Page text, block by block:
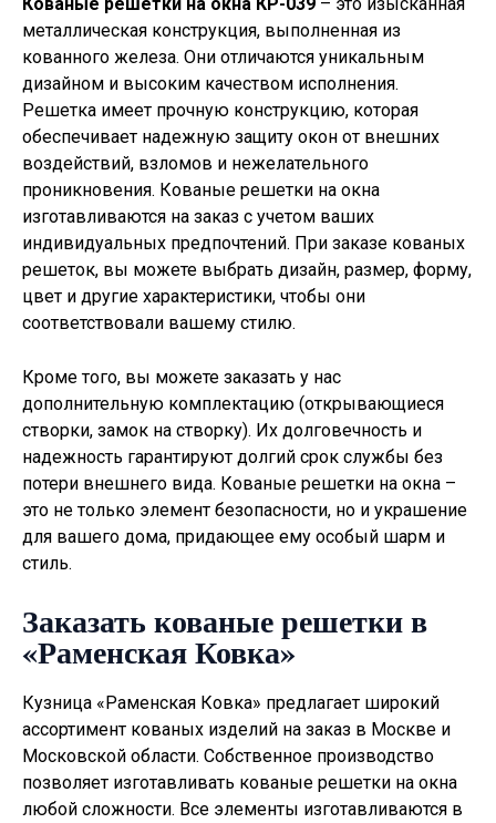
металлическая конструкция, выполненная из
кованного железа. Они отличаются уникальным
дизайном и высоким качеством исполнения.
Решетка имеет прочную конструкцию, которая
обеспечивает надежную защиту окон от внешних
воздействий, взломов и нежелательного
проникновения. Кованые решетки на окна
изготавливаются на заказ с учетом ваших
индивидуальных предпочтений. При заказе кованых
решеток, вы можете выбрать дизайн, размер, форму,
цвет и другие характеристики, чтобы они
соответствовали вашему стилю.
Кроме того, вы можете заказать у нас
дополнительную комплектацию (открывающиеся
створки, замок на створку). Их долговечность и
надежность гарантируют долгий срок службы без
потери внешнего вида. Кованые решетки на окна –
это не только элемент безопасности, но и украшение
для вашего дома, придающее ему особый шарм и
стиль.
Заказать кованые решетки в
«Раменская Ковка»
Кузница «Раменская Ковка» предлагает широкий
ассортимент кованых изделий на заказ в Москве и
Московской области. Собственное производство
позволяет изготавливать кованые решетки на окна
любой сложности. Все элементы изготавливаются в